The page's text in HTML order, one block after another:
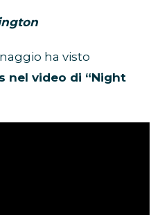
ha visto
nel video di “Night